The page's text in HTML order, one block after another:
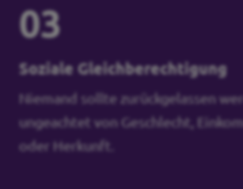
03
Soziale Gleichberechtigung
Niemand sollte zurückgelassen
ungeachtet von Geschlecht,
oder Herkunft.